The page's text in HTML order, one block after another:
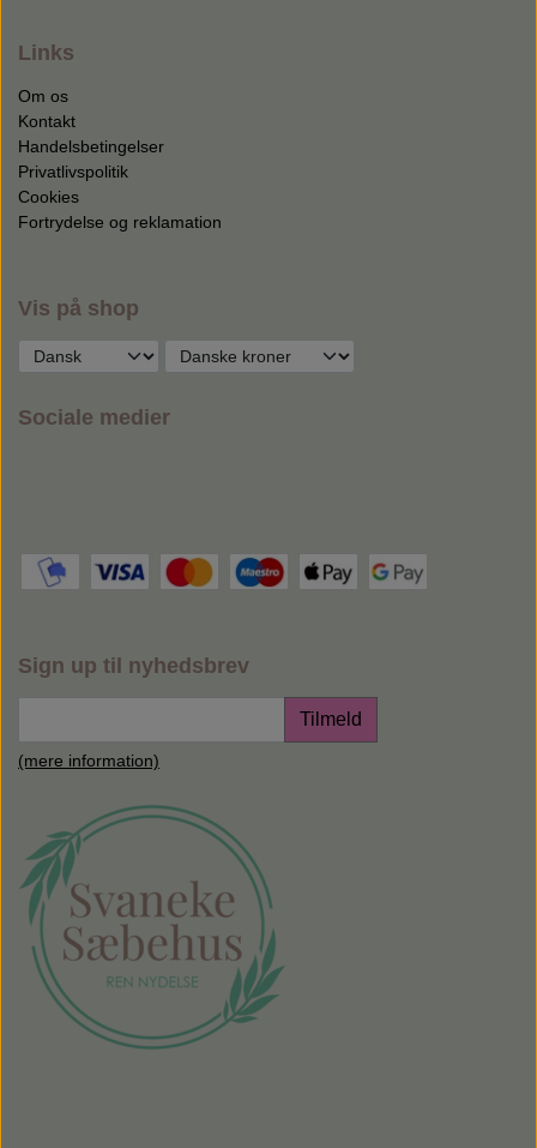
Links
Om os
Kontakt
Handelsbetingelser
Privatlivspolitik
Cookies
Fortrydelse og reklamation
Vis på shop
Sociale medier
Sign up til nyhedsbrev
Tilmeld
(mere information)